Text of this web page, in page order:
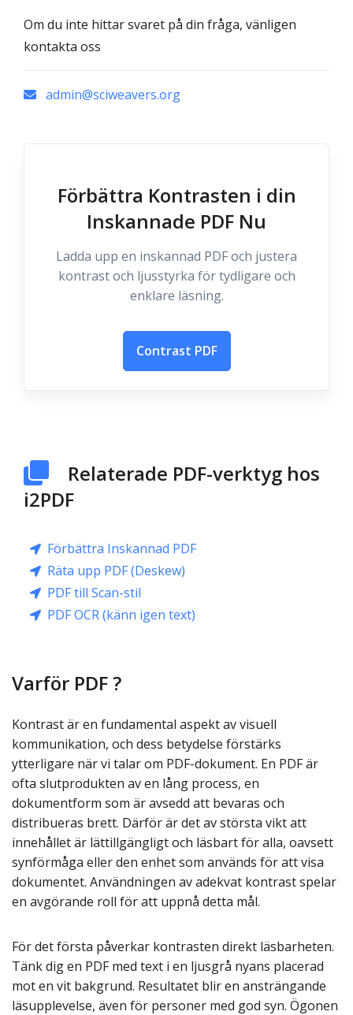
Om du inte hittar svaret på din fråga, vänligen
kontakta oss
admin@sciweavers.org
Förbättra Kontrasten i din
Inskannade PDF Nu
Ladda upp en inskannad PDF och justera
kontrast och ljusstyrka för tydligare och
enklare läsning.
Contrast PDF
Relaterade PDF-verktyg hos
i2PDF
Förbättra Inskannad PDF
Räta upp PDF (Deskew)
PDF till Scan-stil
PDF OCR (känn igen text)
Varför PDF ?
Kontrast är en fundamental aspekt av visuell
kommunikation, och dess betydelse förstärks
ytterligare när vi talar om PDF-dokument. En PDF är
ofta slutprodukten av en lång process, en
dokumentform som är avsedd att bevaras och
distribueras brett. Därför är det av största vikt att
innehållet är lättillgängligt och läsbart för alla, oavsett
synförmåga eller den enhet som används för att visa
dokumentet. Användningen av adekvat kontrast spelar
en avgörande roll för att uppnå detta mål.
För det första påverkar kontrasten direkt läsbarheten.
Tänk dig en PDF med text i en ljusgrå nyans placerad
mot en vit bakgrund. Resultatet blir en ansträngande
läsupplevelse, även för personer med god syn. Ögonen